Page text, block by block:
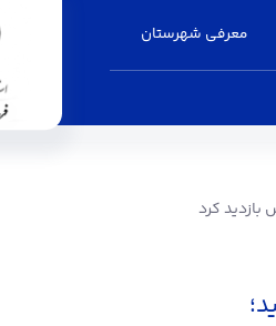
معرفی شهرستان
بازدید کرد